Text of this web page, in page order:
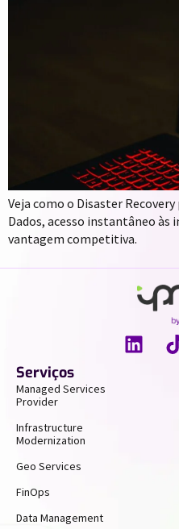
Veja como o Disaster
Dados, acesso instantâneo às
vantagem competitiva.
Serviços
Managed Services
Provider
Infrastructure
Modernization
Geo Services
FinOps
Data Management